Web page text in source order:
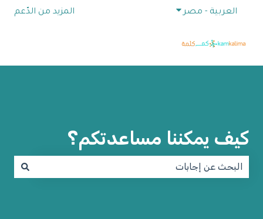
العربية - مصر إظهار القائمة الفرعية للترجماتالمزيد من الدّعم
كيف يمكننا مساعدتكم؟